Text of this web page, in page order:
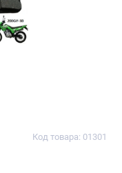
Код товара: 01301